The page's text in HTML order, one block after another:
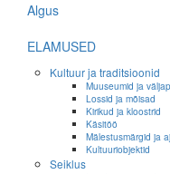
Algus
ELAMUSED
Kultuur ja traditsioonid
Muuseumid ja
Lossid ja mõisad
Kirikud ja kloostrid
Käsitöö
Mälestusmärgid ja
Kultuuriobjektid
Seiklus